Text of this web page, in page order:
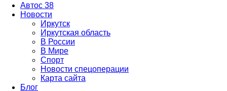
Автос 38
Новости
Иркутск
Иркутская область
В России
В Мире
Спорт
Новости спецоперации
Карта сайта
Блог